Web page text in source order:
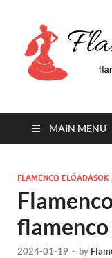
MAIN MENU
FLAMENCO ELŐADÁSOK
2024-01-19 - by